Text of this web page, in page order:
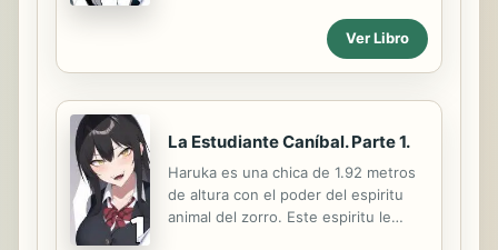
enamorado de su compañera
Megumi Kobayashi!. Por lo tanto
decidirá declararsele de una vez por
todas, pero al hacerlo descubrirá el
zombie!
Ver Libro
La Estudiante Caníbal. Parte 1.
Haruka es una chica de 1.92 metros
de altura con el poder del espiritu
animal del zorro. Este espiritu le